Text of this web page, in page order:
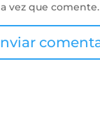
vez que comente.